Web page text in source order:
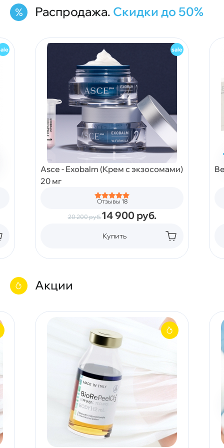
Распродажа. Скидки до 50%
Asce - Exobalm (Крем с экзосомами)
20 мг
Отзывы 18
20 200руб.14 900 руб.
Купить
Акции